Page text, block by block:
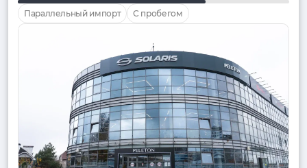
Параллельный импорт С пробегом